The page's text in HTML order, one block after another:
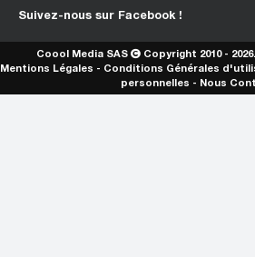
Suivez-nous sur Facebook !
Coool Media SAS
Copyright 2010 -
Mentions Légales - Conditions Générales
personnelles - Nous